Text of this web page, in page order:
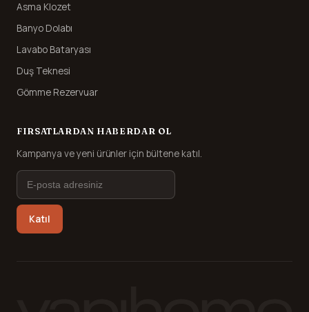
Asma Klozet
Banyo Dolabı
Lavabo Bataryası
Duş Teknesi
Gömme Rezervuar
FIRSATLARDAN HABERDAR OL
Kampanya ve yeni ürünler için bültene katıl.
Katıl